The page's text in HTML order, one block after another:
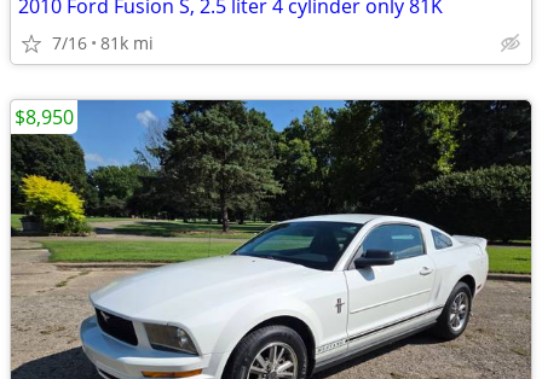
2010 Ford Fusion S, 2.5 liter 4 cylinder only 81K
7/16 81k mi
$8,950